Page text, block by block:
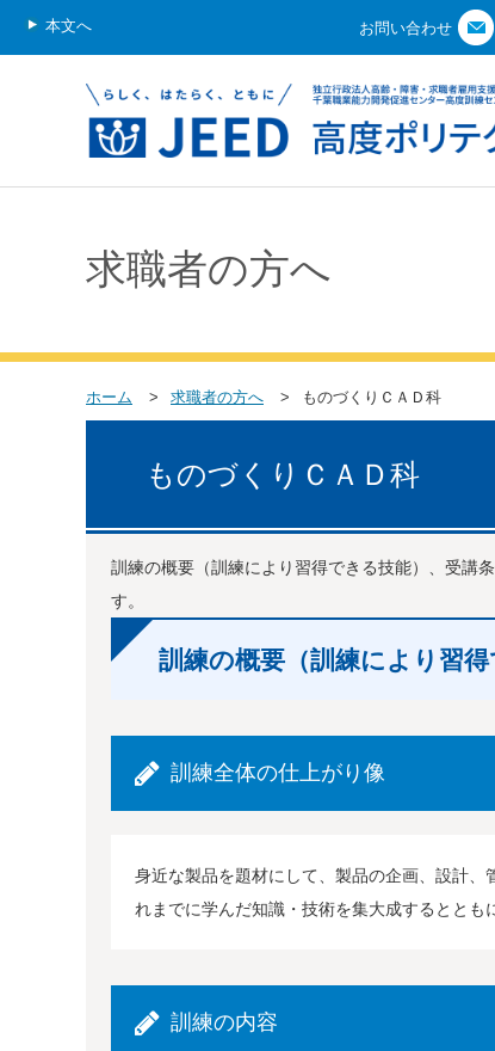
本文へ お問い合わせ
求職者の方へ
ホーム 求職者の方へ ものづくりＣＡＤ科
ものづくりＣＡＤ科
訓練の概要（訓練により習得できる技能）、受講
す。
訓練の概要（訓練により習得
訓練全体の仕上がり像
身近な製品を題材にして、製品の企画、設計
れまでに学んだ知識・技術を集大成するとと
訓練の内容